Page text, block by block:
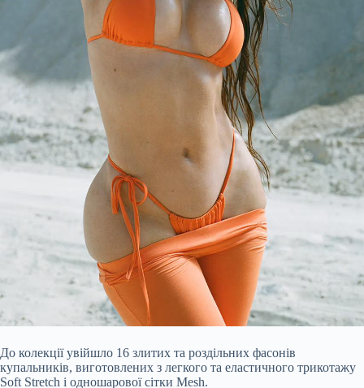
До колекції увійшло 16 злитих та роздільних фасонів
купальників, виготовлених з легкого та еластичного трикотажу
Soft Stretch і одношарової сітки Mesh.